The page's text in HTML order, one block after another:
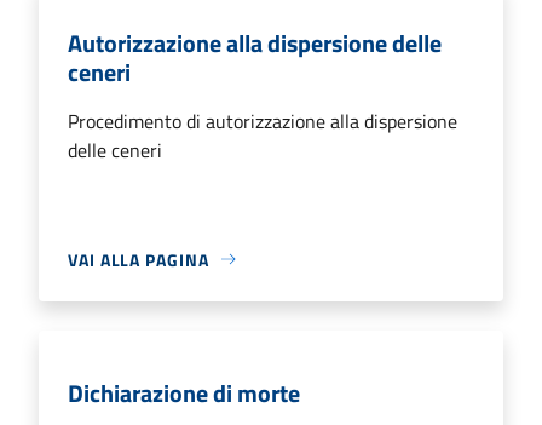
Autorizzazione alla dispersione delle
ceneri
Procedimento di autorizzazione alla dispersione
delle ceneri
VAI ALLA PAGINA
Dichiarazione di morte